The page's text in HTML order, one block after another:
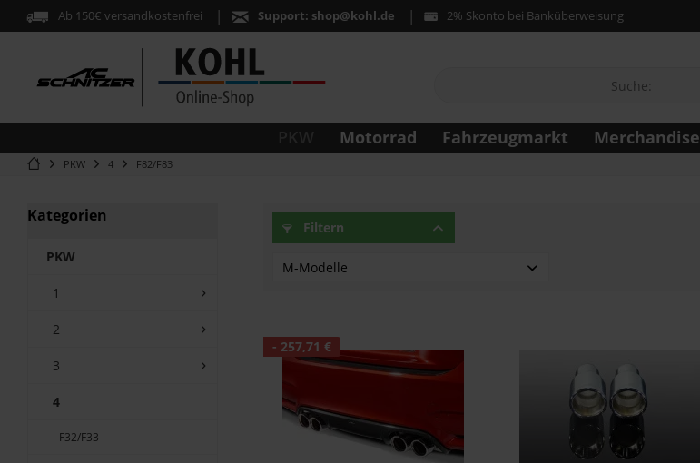
Ab 150€ versandkostenfrei Support: shop@kohl.de 2% Skonto bei Banküberweisung
Motorrad Fahrzeugmarkt Merchandise
PKW 4 F82/F83
Kategorien
PKW
1
2
3
4
F32/F33
Filtern
M-Modelle
M4-F83 Cabrio (Bj. seit 2014)
- 257,71 €